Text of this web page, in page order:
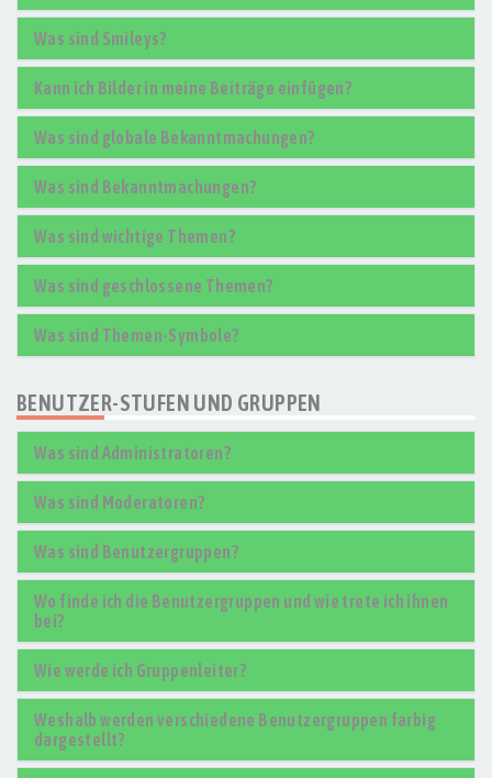
Was sind Smileys?
Kann ich Bilder in meine Beiträge einfügen?
Was sind globale Bekanntmachungen?
Was sind Bekanntmachungen?
Was sind wichtige Themen?
Was sind geschlossene Themen?
Was sind Themen-Symbole?
BENUTZER-STUFEN UND GRUPPEN
Was sind Administratoren?
Was sind Moderatoren?
Was sind Benutzergruppen?
Wo finde ich die Benutzergruppen und wie trete ich ihnen
bei?
Wie werde ich Gruppenleiter?
Weshalb werden verschiedene Benutzergruppen farbig
dargestellt?